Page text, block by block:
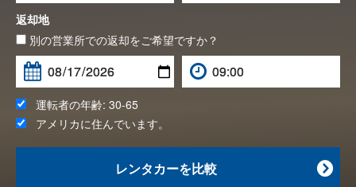
返却地
別の営業所での返却をご希望ですか？
運転者の年齢: 30-65
アメリカに住んでいます。

レンタカーを比較